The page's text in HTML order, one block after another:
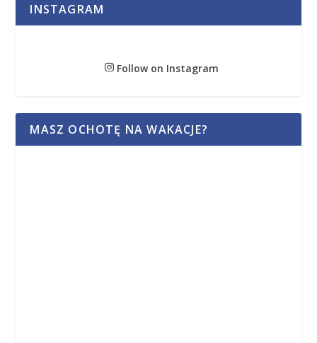
INSTAGRAM
Follow on Instagram
MASZ OCHOTĘ NA WAKACJE?